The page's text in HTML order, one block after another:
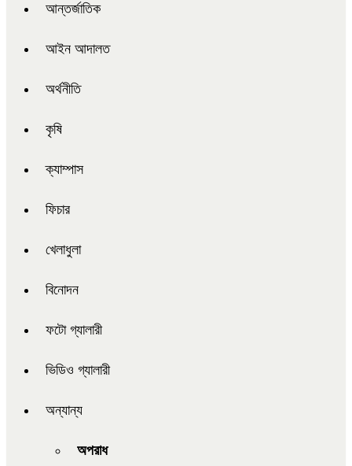
আন্তর্জাতিক
আইন আদালত
অর্থনীতি
কৃষি
ক্যাম্পাস
ফিচার
খেলাধুলা
বিনোদন
ফটো গ্যালারী
ভিডিও গ্যালারী
অন্যান্য
অপরাধ